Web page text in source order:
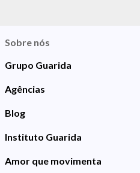
Sobre nós
Grupo Guarida
Agências
Blog
Instituto Guarida
Amor que movimenta